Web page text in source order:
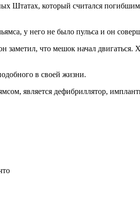
Штатах, который считался
у него не было пульса и он
что мешок начал двигаться.
в своей жизни.
является дефибриллятор,